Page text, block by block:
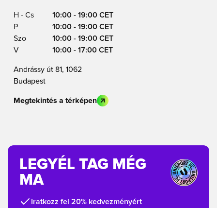
H - Cs
10:00 - 19:00 CET
P
10:00 - 19:00 CET
Szo
10:00 - 19:00 CET
V
10:00 - 17:00 CET
Andrássy út 81, 1062
Budapest
Megtekintés a térképen
LEGYÉL TAG MÉG
MA
Iratkozz fel 20% kedvezményért